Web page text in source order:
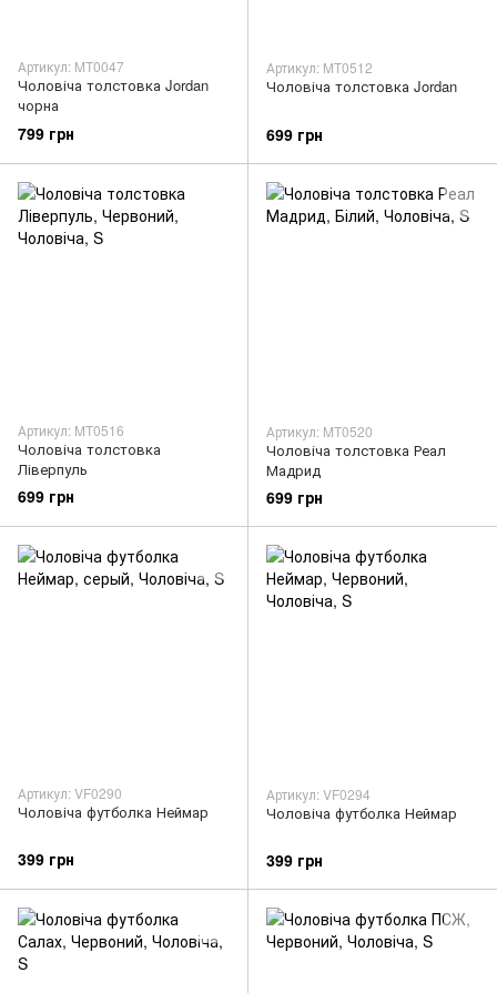
Артикул: MT0047
Чоловіча толстовка Jordan
чорна
799 грн
Артикул: MT0512
Чоловіча толстовка Jordan
699 грн
Артикул: MT0516
Чоловіча толстовка
Ліверпуль
699 грн
Артикул: MT0520
Чоловіча толстовка Реал
Мадрид
699 грн
Артикул: VF0290
Чоловіча футболка Неймар
399 грн
Артикул: VF0294
Чоловіча футболка Неймар
399 грн